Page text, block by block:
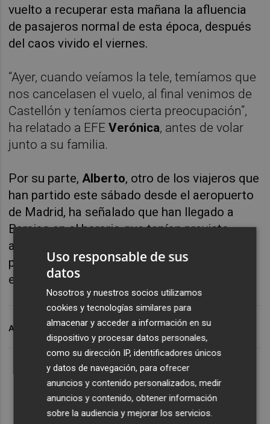
vuelto a recuperar esta mañana la afluencia
de pasajeros normal de esta época, después
del caos vivido el viernes.
“Ayer, cuando veíamos la tele, temíamos que
nos cancelasen el vuelo, al final venimos de
Castellón y teníamos cierta preocupación”,
ha relatado a EFEVerónica, antes de volar
junto a su familia.
Por su parte, Alberto, otro de los viajeros que
han partido este sábado desde el aeropuerto
de Madrid, ha señalado que han llegado a
Barajas en el horario que tenían previsto,
aunque ha asegurado que tienen miedo a que
pueda surgir algún problema con su vuelo de
escala.
ARCHIVADO EN AEROPUERTOS MICROSOFT RSE
Uso responsable de sus
datos
Nosotros y nuestros socios utilizamos
cookies y tecnologías similares para
almacenar y acceder a información en su
dispositivo y procesar datos personales,
como su dirección IP, identificadores únicos
y datos de navegación, para ofrecer
anuncios y contenido personalizados, medir
anuncios y contenido, obtener información
sobre la audiencia y mejorar los servicios.